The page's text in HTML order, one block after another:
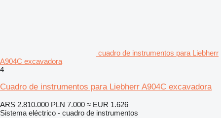
cuadro de instrumentos para Liebherr
A904C excavadora
4
Cuadro de instrumentos para Liebherr A904C excavadora
ARS 2.810.000 PLN 7.000 ≈ EUR 1.626
Sistema eléctrico - cuadro de instrumentos